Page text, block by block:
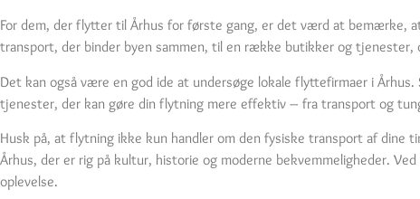
For dem, der flytter til Århus for første gang, er det værd at bemærke,
transport, der binder byen sammen, til en række butikker og
Det kan også være en god ide at undersøge lokale flyttefirmaer i
tjenester, der kan gøre din flytning mere effektiv – fra transport og
Husk på, at flytning ikke kun handler om den fysiske transport af
Århus, der er rig på kultur, historie og moderne bekvemmeligheder.
oplevelse.